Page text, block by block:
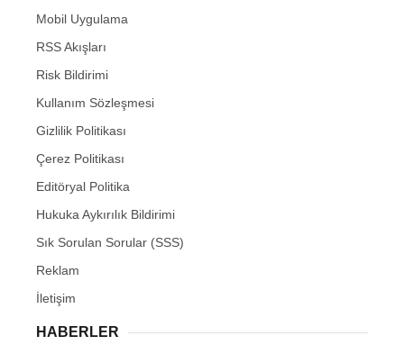
Mobil Uygulama
RSS Akışları
Risk Bildirimi
Kullanım Sözleşmesi
Gizlilik Politikası
Çerez Politikası
Editöryal Politika
Hukuka Aykırılık Bildirimi
Sık Sorulan Sorular (SSS)
Reklam
İletişim
HABERLER